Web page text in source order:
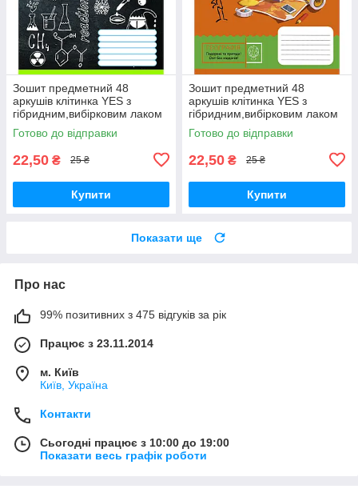
Зошит предметний 48
аркушів клітинка YES з
гібридним,вибірковим лаком
ХІМІЯ (Doodle board)
Готово до відправки
22,50 ₴ 25 ₴
Купити
Зошит предметний 48
аркушів клітинка YES з
гібридним,вибірковим лаком
ГЕОГРАФІЯ (Cool school
subjects)
Готово до відправки
22,50 ₴ 25 ₴
Купити
Показати ще
Про нас
99% позитивних з 475 відгуків за рік
Працює з 23.11.2014
м. Київ
Київ, Україна
Контакти
Сьогодні працює з 10:00 до 19:00
Показати весь графік роботи